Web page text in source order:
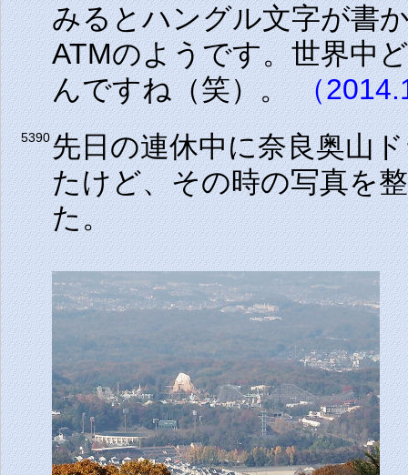
みるとハングル文字が書
ATMのようです。世界中
んですね（笑）。（
5390先日の連休中に奈良奥山
たけど、その時の写真を
た。